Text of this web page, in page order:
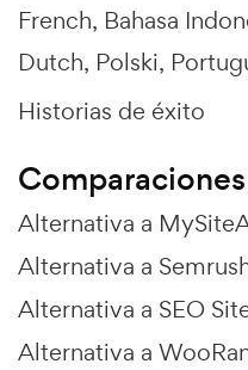
French Bahasa
Dutch Polski
Historias de éxito
Comparaciones
Alternativa a
Alternativa a
Alternativa a SEO
Alternativa a